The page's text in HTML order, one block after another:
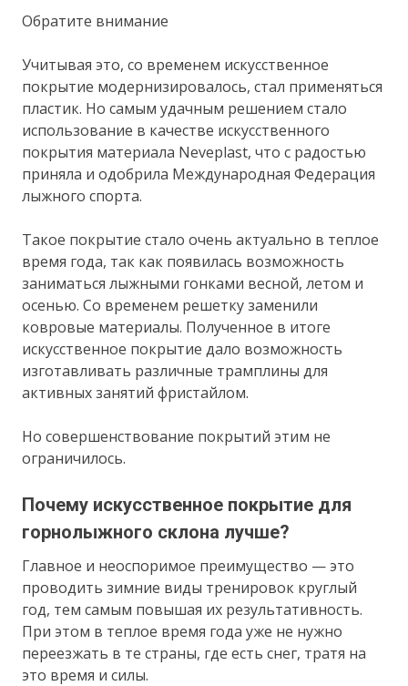
Обратите внимание
Учитывая это, со временем искусственное
покрытие модернизировалось, стал применяться
пластик. Но самым удачным решением стало
использование в качестве искусственного
покрытия материала Neveplast, что с радостью
приняла и одобрила Международная Федерация
лыжного спорта.
Такое покрытие стало очень актуально в теплое
время года, так как появилась возможность
заниматься лыжными гонками весной, летом и
осенью. Со временем решетку заменили
ковровые материалы. Полученное в итоге
искусственное покрытие дало возможность
изготавливать различные трамплины для
активных занятий фристайлом.
Но совершенствование покрытий этим не
ограничилось.
Почему искусственное покрытие для
горнолыжного склона лучше?
Главное и неоспоримое преимущество — это
проводить зимние виды тренировок круглый
год, тем самым повышая их результативность.
При этом в теплое время года уже не нужно
переезжать в те страны, где есть снег, тратя на
это время и силы.